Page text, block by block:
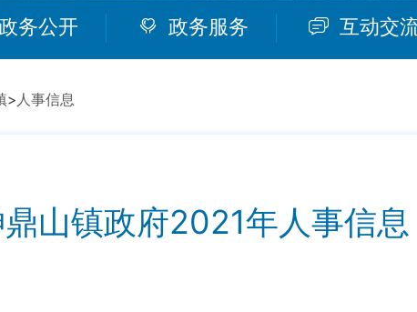
务公开 政务服务 互动交
>人事信息
山镇政府2021年人事信息